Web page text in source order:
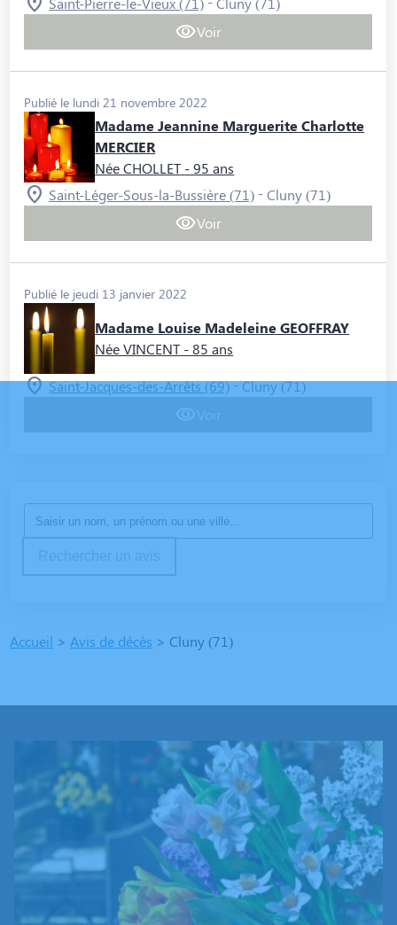
Voir
Publié le lundi 21 novembre 2022
Madame Jeannine Marguerite Charlotte
MERCIER
Née CHOLLET - 95 ans
Saint-Léger-Sous-la-Bussière (71) -Cluny (71)
Voir
Publié le jeudi 13 janvier 2022
Madame Louise Madeleine GEOFFRAY
Née VINCENT - 85 ans
Saint-Jacques-des-Arrêts (69)-Cluny (71)
Accueil > Avis de décès > Cluny (71)